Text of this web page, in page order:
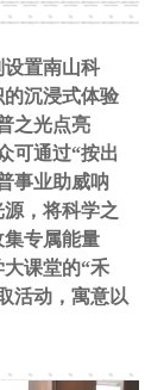
置南山科
沉浸式体验
之光点亮
可通过“按出
事业助威呐
，将科学之
专属能量
课堂的“禾
活动，寓意以